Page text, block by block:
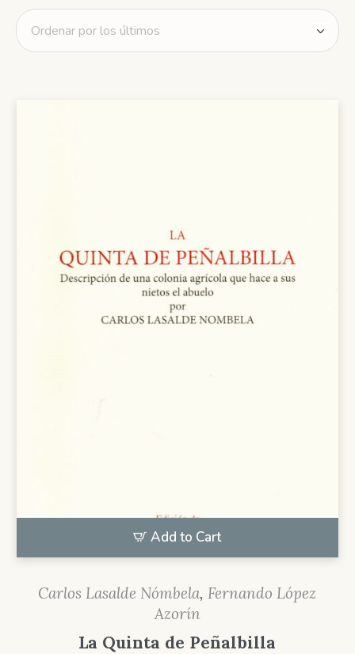
Add to Cart
Carlos Lasalde Nómbela, Fernando López
Azorín
La Quinta de Peñalbilla